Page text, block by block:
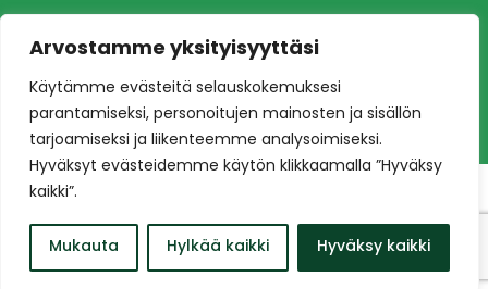
Arvostamme yksityisyyttäsi
Käytämme evästeitä selauskokemuksesi
parantamiseksi, personoitujen mainosten ja sisällön
tarjoamiseksi ja liikenteemme analysoimiseksi.
Hyväksyt evästeidemme käytön klikkaamalla ”Hyväksy
kaikki”.
Mukauta Hylkää kaikki Hyväksy kaikki
edustusjoukkue
Toteutus:Mainostoimisto Värikäs